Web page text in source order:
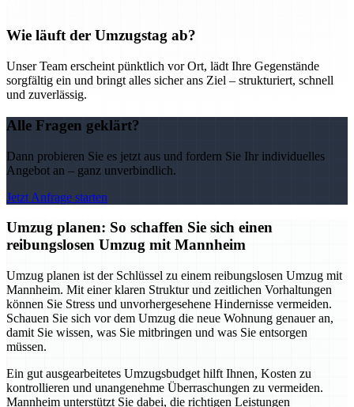
Wie läuft der Umzugstag ab?
Unser Team erscheint pünktlich vor Ort, lädt Ihre Gegenstände
sorgfältig ein und bringt alles sicher ans Ziel – strukturiert, schnell
und zuverlässig.
Alle Fragen geklärt?
Dann probieren Sie es jetzt aus und fordern Sie Ihr individuelles
Angebot an – ganz unverbindlich.
Jetzt Anfrage starten
Umzug planen: So schaffen Sie sich einen
reibungslosen Umzug mit Mannheim
Umzug planen ist der Schlüssel zu einem reibungslosen Umzug mit
Mannheim. Mit einer klaren Struktur und zeitlichen Vorhaltungen
können Sie Stress und unvorhergesehene Hindernisse vermeiden.
Schauen Sie sich vor dem Umzug die neue Wohnung genauer an,
damit Sie wissen, was Sie mitbringen und was Sie entsorgen
müssen.
Ein gut ausgearbeitetes Umzugsbudget hilft Ihnen, Kosten zu
kontrollieren und unangenehme Überraschungen zu vermeiden.
Mannheim unterstützt Sie dabei, die richtigen Leistungen